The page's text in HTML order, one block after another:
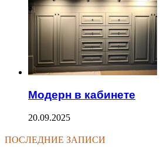
Модерн в кабинете
20.09.2025
ПОСЛЕДНИЕ ЗАПИСИ